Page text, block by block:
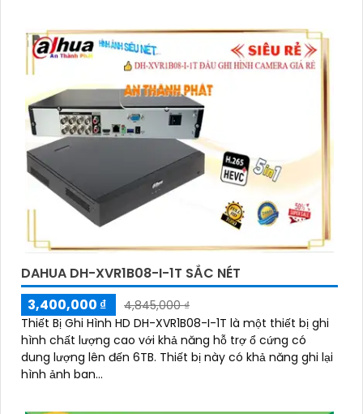
analog đàm thoại hai chiều tiện lợi có khe ổ cứng lên
đến 6TB mang đến giải pháp an ninh toàn diện giá rẻ
DAHUA DH-XVR1B08-I-1T SẮC NÉT
3,400,000 ₫
4,845,000 ₫
Thiết Bị Ghi Hình HD DH-XVR1B08-I-1T là một thiết bị ghi
hình chất lượng cao với khả năng hỗ trợ ổ cứng có
dung lượng lên đến 6TB. Thiết bị này có khả năng ghi lại
hình ảnh ban...